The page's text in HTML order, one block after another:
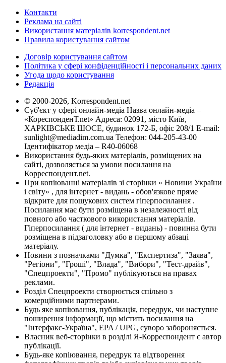
Контакти
Реклама на сайті
Використання матеріалів korrespondent.net
Правила користування сайтом
Договір користування сайтом
Політика у сфері конфіденційності і персональних даних
Угода щодо користування
Редакція
© 2000-2026, Korrespondent.net
Суб'єкт у сфері онлайн-медіа Назва онлайн-медіа –
«КореспонденТ.net» Адреса: 02091, місто Київ,
ХАРКІВСЬКЕ ШОСЕ, будинок 172-Б, офіс 208/1 E-mail:
sunlight@mediadim.com.ua Телефон: 044-205-43-00
Ідентифікатор медіа – R40-06068
Використання будь-яких матеріалів, розміщених на
сайті, дозволяється за умови посилання на
Корреспондент.net.
При копіюванні матеріалів зі сторінки « Новини України
і світу» , для інтернет - видань - обов'язкове пряме
відкрите для пошукових систем гіперпосилання .
Посилання має бути розміщена в незалежності від
повного або часткового використання матеріалів.
Гіперпосилання ( для інтернет - видань) - повинна бути
розміщена в підзаголовку або в першому абзаці
матеріалу.
Новини з позначками "Думка", "Експертиза", "Заява",
"Регіони", "Гроші", "Влада", "Вибори", "Тест-драйв",
"Спецпроекти", "Промо" публікуються на правах
реклами.
Розділ Спецпроекти створюється спільно з
комерційними партнерами.
Будь яке копіювання, публікація, передрук, чи наступне
поширення інформації, що містить посилання на
"Інтерфакс-Україна", EPA / UPG, суворо забороняється.
Власник веб-сторінки в розділі Я-Корреспондент є автор
публікації.
Будь-яке копіювання, передрук та відтворення